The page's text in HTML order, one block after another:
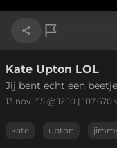
Link kopiëren
Kate Upton LOL
Jij bent echt een
13 nov. '15 @ 12:10 | 107.670
kate upton